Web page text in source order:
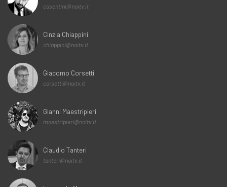
casentini@noitv.it
Cinzia Chiappini
chiappini@noitv.it
Giacomo Corsetti
corsetti@noitv.it
Gianni Maestripieri
maestripieri@noitv.it
Claudio Tanteri
tanteri@noitv.it